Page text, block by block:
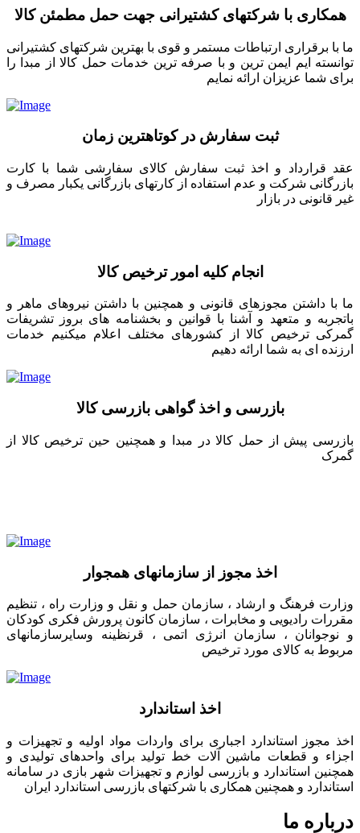
همکاری با شرکتهای کشتیرانی جهت حمل مطمئن کالا
ما با برقراری ارتباطات مستمر و قوی با بهترین شرکتهای کشتیرانی
توانسته ایم ایمن ترین و با صرفه ترین خدمات حمل کالا از مبدا را
برای شما عزیزان ارائه نمایم
ثبت سفارش در کوتاهترین زمان
عقد قرارداد و اخذ ثبت سفارش کالای سفارشی شما با کارت
بازرگانی شرکت و عدم استفاده از کارتهای بازرگانی یکبار مصرف و
غیر قانونی در بازار
انجام کلیه امور ترخیص کالا
ما با داشتن مجوزهای قانونی و همچنین با داشتن نیروهای ماهر و
باتجربه و متعهد و آشنا با قوانین و بخشنامه های بروز تشریفات
گمرکی ترخیص کالا از کشورهای مختلف اعلام میکنیم خدمات
ارزنده ای به شما ارائه دهیم
بازرسی و اخذ گواهی بازرسی کالا
بازرسی پیش از حمل کالا در مبدا و همچنین حین ترخیص کالا از
گمرک
اخذ مجوز از سازمانهای همجوار
وزارت فرهنگ و ارشاد ، سازمان حمل و نقل و وزارت راه ، تنظیم
مقررات رادیویی و مخابرات ، سازمان کانون پرورش فکری کودکان
و نوجوانان ، سازمان انرژی اتمی ، قرنظینه وسایرسازمانهای
مربوط به کالای مورد ترخیص
اخذ استاندارد
اخذ مجوز استاندارد اجباری برای واردات مواد اولیه و تجهیزات و
اجزاء و قطعات ماشین آلات خط تولید برای واحدهای تولیدی و
همچنین استاندارد و بازرسی لوازم و تجهیزات شهر بازی در سامانه
استاندارد و همچنین همکاری با شرکتهای بازرسی استاندارد ایران
درباره ما